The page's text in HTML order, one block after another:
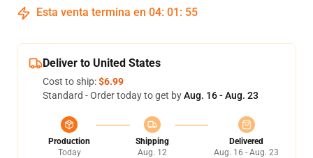
Esta venta termina en 04: 01 : 54
Deliver to United States
Cost to ship:$6.99
Standard - Order today to get byAug. 16 - Aug. 23
Production
Today
Shipping
Aug. 12
Delivered
Aug. 16 - Aug. 23